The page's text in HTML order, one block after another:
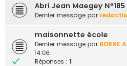
Abri Jean Maegey N°185
Dernier message par
maisonnette école
Dernier message par BORNE
14:06
Réponses : 1